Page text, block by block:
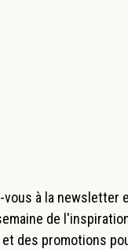
vous à la newsletter
de
des promotions